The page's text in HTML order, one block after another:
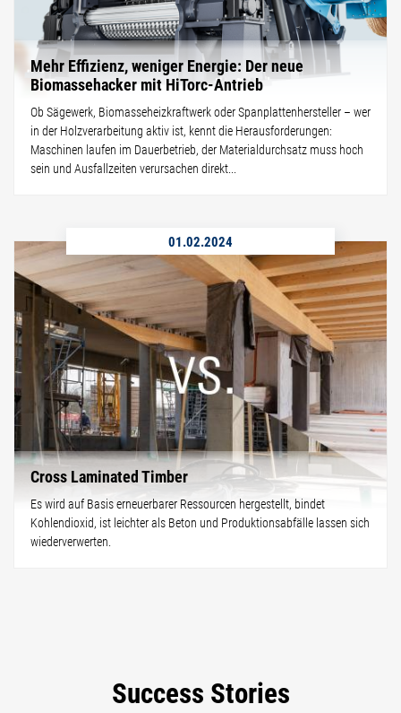
Mehr Effizienz, weniger Energie: Der neue
Biomassehacker mit HiTorc-Antrieb
Ob Sägewerk, Biomasseheizkraftwerk oder Spanplattenhersteller – wer
in der Holzverarbeitung aktiv ist, kennt die Herausforderungen:
Maschinen laufen im Dauerbetrieb, der Materialdurchsatz muss hoch
sein und Ausfallzeiten verursachen direkt...
01.02.2024
Cross Laminated Timber
Es wird auf Basis erneuerbarer Ressourcen hergestellt, bindet
Kohlendioxid, ist leichter als Beton und Produktionsabfälle lassen sich
wiederverwerten.
Success Stories